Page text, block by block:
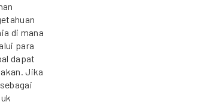
di mana
para
dapat
Jika